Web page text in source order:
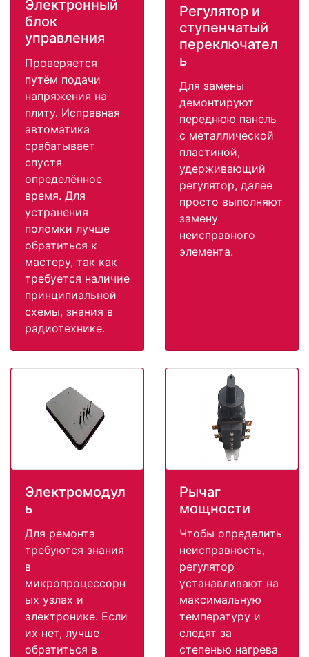
Электронный
блок
управления
Проверяется
путём подачи
напряжения на
плиту. Исправная
автоматика
срабатывает
спустя
определённое
время. Для
устранения
поломки лучше
обратиться к
мастеру, так как
требуется наличие
принципиальной
схемы, знания в
радиотехнике.
Регулятор и
ступенчатый
переключател
ь
Для замены
демонтируют
переднюю панель
с металлической
пластиной,
удерживающий
регулятор, далее
просто выполняют
замену
неисправного
элемента.
Электромодул
ь
Для ремонта
требуются знания
в
микропроцессорн
ых узлах и
электронике. Если
их нет, лучше
обратиться в
Рычаг
мощности
Чтобы определить
неисправность,
регулятор
устанавливают на
максимальную
температуру и
следят за
степенью нагрева